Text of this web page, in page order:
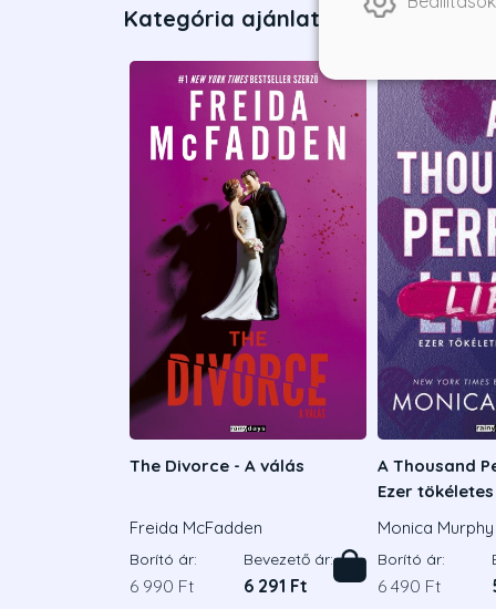
Kategória ajánlatai
The Divorce - A válás
Freida McFadden
Borító ár:
6 990 Ft
Bevezető ár:
6 291 Ft
A Thousand
Ezer
Monica Murphy
Borító ár:
6 490 Ft